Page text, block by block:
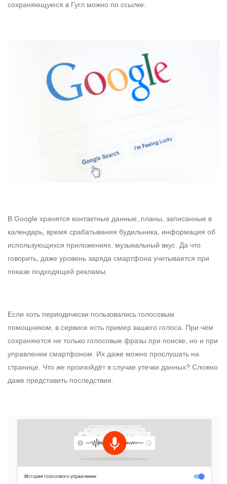
сохраняющуюся в Гугл можно по ссылке.
В Google хранятся контактные данные, планы, записанные в
календарь, время срабатывания будильника, информация об
использующихся приложениях, музыкальный вкус. Да что
говорить, даже уровень заряда смартфона учитывается при
показе подходящей рекламы.
Если хоть периодически пользовались голосовым
помощником, в сервисе есть пример вашего голоса. При чём
сохраняются не только голосовые фразы при поиске, но и при
управлении смартфоном. Их даже можно прослушать на
странице . Что же произойдёт в случае утечки данных? Сложно
даже представить последствия.